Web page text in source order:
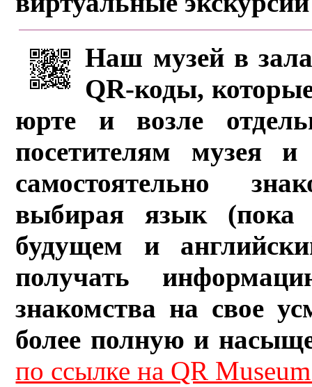
Наш музей в
QR-коды,
юрте и возле
посетителям музея и
самостоятельно
выбирая язык (пока
будущем и
получать
знакомства на свое
более полную и
по ссылке на QR